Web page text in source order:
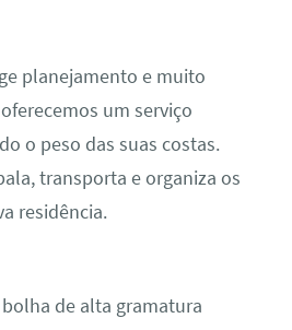
planejamento e muito
um serviço
o peso das suas costas.
transporta e organiza os
residência.
de alta gramatura